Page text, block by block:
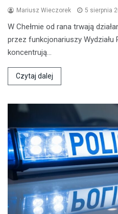
Mariusz Wieczorek 5 sierpnia
W Chełmie od rana trwają
przez funkcjonariuszy Wydziału
koncentrują…
Czytaj dalej